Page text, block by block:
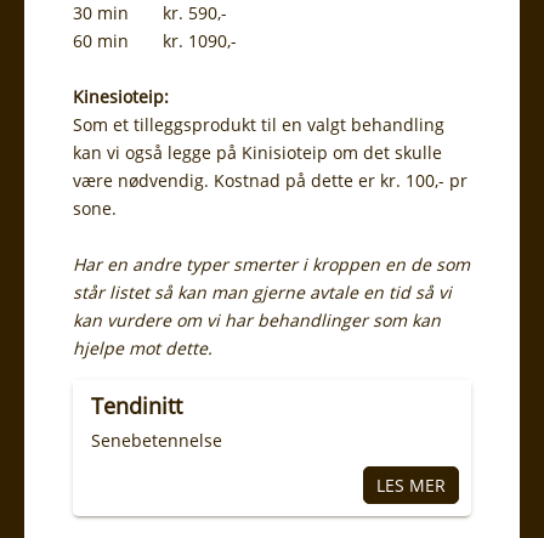
30 min kr. 590,-
60 min kr. 1090,-
Kinesioteip:
Som et tilleggsprodukt til en valgt behandling
kan vi også legge på Kinisioteip om det skulle
være nødvendig. Kostnad på dette er kr. 100,- pr
sone.
Har en andre typer smerter i kroppen en de som
står listet så kan man gjerne avtale en tid så vi
kan vurdere om vi har behandlinger som kan
hjelpe mot dette.
Tendinitt
Senebetennelse